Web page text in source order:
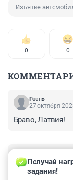
Изъятие
0 0
Гость
27 октября
Браво, Латвия!
27 октября
Уже давно всем
Получай
задания!